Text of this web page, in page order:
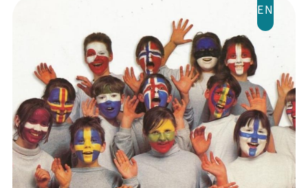
Viņi bija LAMPĀ 2026
Jaunumi
Ziedo
Veikals
Kontakti
EN